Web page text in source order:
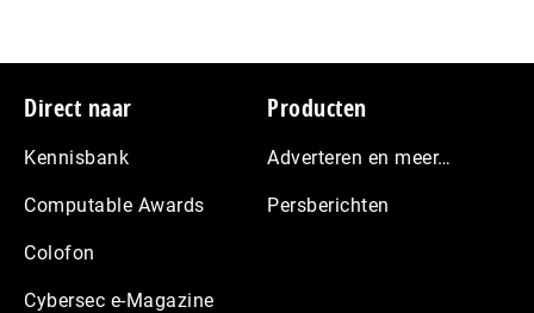
Footer
Direct naar
Kennisbank
Computable Awards
Colofon
Cybersec e-Magazine
Producten
Adverteren en meer…
Persberichten